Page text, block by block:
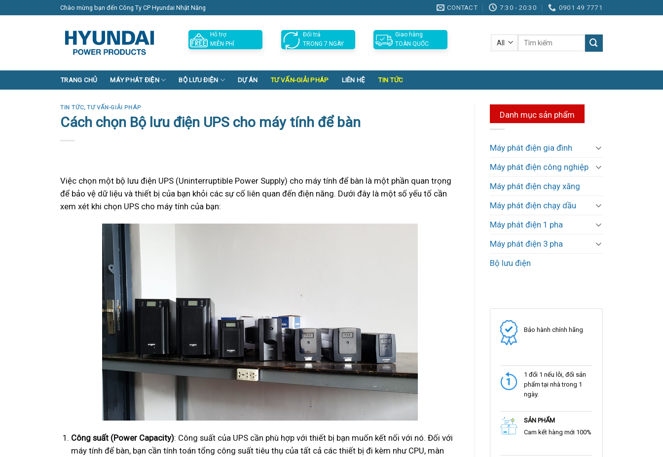
Chào mừng bạn đến Công Ty CP Hyundai Nhật Năng CONTACT 7:30 - 20:30 0901 49 7771
Hỗ trợ
MIỄN PHÍ
Đổi trả
TRONG 7 NGÀY
Giao hàng
TOÀN QUỐC
Tìm
TRANG CHỦ MÁY PHÁT ĐIỆN BỘ LƯU ĐIỆN DỰ ÁN TƯ VẤN-GIẢI PHÁP LIÊN HỆ TIN TỨC
TIN TỨC,TƯ VẤN-GIẢI PHÁP
Cách chọn Bộ lưu điện UPS cho máy tính để bàn
Việc chọn một bộ lưu điện UPS (Uninterruptible Power Supply) cho máy tính để bàn là một phần quan trọng
để bảo vệ dữ liệu và thiết bị của bạn khỏi các sự cố liên quan đến điện năng. Dưới đây là một số yếu tố cần
xem xét khi chọn UPS cho máy tính của bạn:
Công suất (Power Capacity): Công suất của UPS cần phù hợp với thiết bị bạn muốn kết nối với nó. Đối với
máy tính để bàn, bạn cần tính toán tổng công suất tiêu thụ của tất cả các thiết bị đi kèm như CPU, màn
Danh mục sản phẩm
Máy phát điện gia đình
Máy phát điện công nghiệp
Máy phát điện chạy xăng
Máy phát điện chạy dầu
Máy phát điện 1 pha
Máy phát điện 3 pha
Bộ lưu điện
Bảo hành chính hãng
1 đổi 1 nếu lỗi, đổi sản
phẩm tại nhà trong 1
ngày.
SẢN PHẨM
Cam kết hàng mới 100%